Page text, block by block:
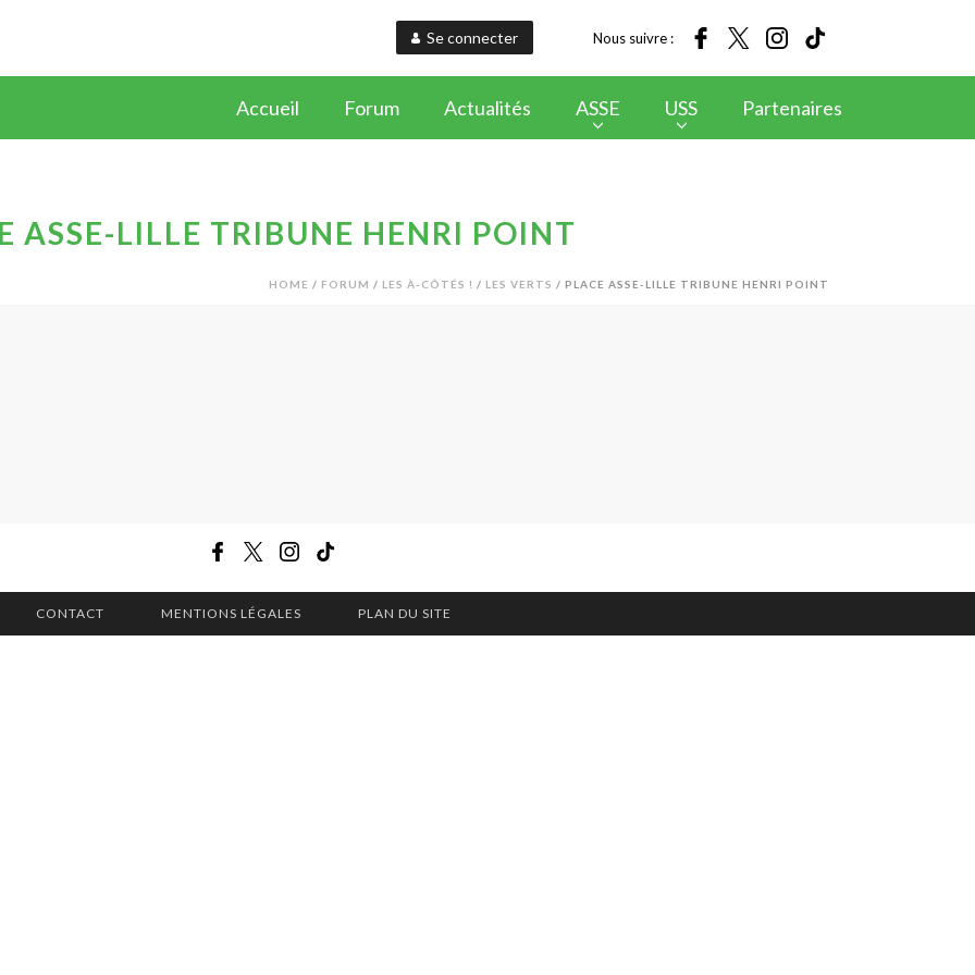
Se connecter Nous suivre :
Accueil Forum Actualités ASSE USS Partenaires
ASSE-LILLE TRIBUNE HENRI POINT
HOME / FORUM / LES À-CÔTÉS ! / LES VERTS / PLACE ASSE-LILLE TRIBUNE HENRI POINT
CONTACT MENTIONS LÉGALES PLAN DU SITE